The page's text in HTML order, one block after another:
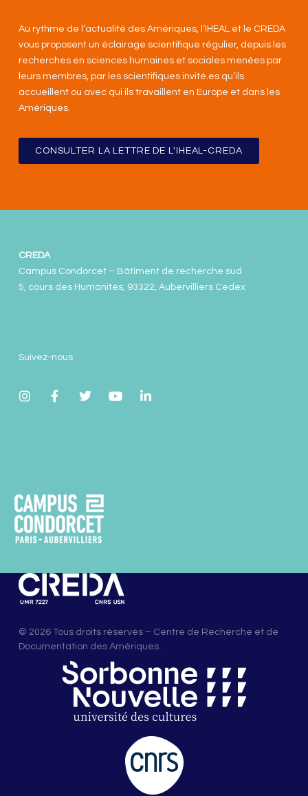
Au rythme de l’actualité des Amériques, l’IHEAL et le CREDA
vous proposent un éclairage scientifique régulier, depuis les
recherches en sciences humaines et sociales menées par
leurs membres, par les scientifiques invité.es qu’ils
accueillent ou avec qui ils travaillent en Europe et dans les
Amériques.
CONSULTER LA LETTRE DE L'IHEAL-CREDA
© 2026 Tous droits réservés – Centre de Recherche et de
Documentation des Amériques.
CREDA
Campus Condorcet – Bâtiment de recherche sud
5, cours des Humanités, 93322, Aubervilliers Cedex
Suivez-nous